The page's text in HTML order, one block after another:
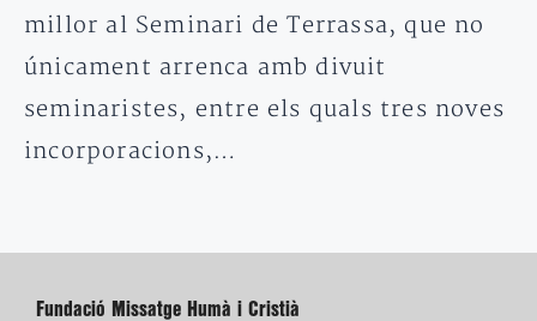
millor al Seminari de Terrassa, que no
únicament arrenca amb divuit
seminaristes, entre els quals tres noves
incorporacions,…
Fundació Missatge Humà i Cristià